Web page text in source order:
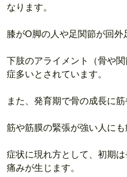
なります。
膝がO脚の人や足関節が回
下肢のアライメント（骨や
症多いとされています。
また、発育期で骨の成長に筋
筋や筋膜の緊張が強い人に
症状に現れ方として、初期
痛みが生じます。